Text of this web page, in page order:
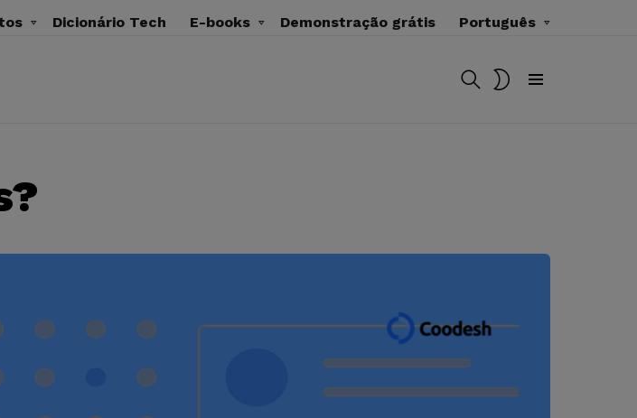
Dicionário Tech E-books Demonstração grátis Português
BUSCAR